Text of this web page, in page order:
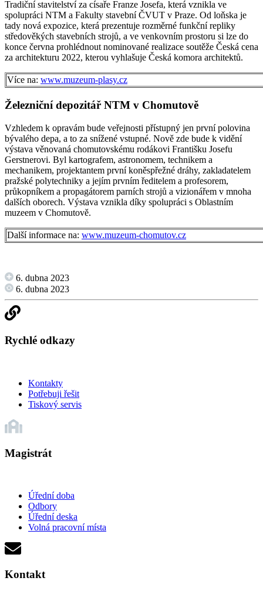
Tradiční stavitelství za císaře Franze Josefa, která vznikla ve
spolupráci NTM a Fakulty stavební ČVUT v Praze. Od loňska je
tady nová expozice, která prezentuje rozměrné funkční repliky
středověkých stavebních strojů, a ve venkovním prostoru si lze do
konce června prohlédnout nominované realizace soutěže Česká cena
za architekturu 2022, kterou vyhlašuje Česká komora architektů.
Více na: www.muzeum-plasy.cz
Železniční depozitář NTM v Chomutově
Vzhledem k opravám bude veřejnosti přístupný jen první polovina
bývalého depa, a to za snížené vstupné. Nově zde bude k vidění
výstava věnovaná chomutovskému rodákovi Františku Josefu
Gerstnerovi. Byl kartografem, astronomem, technikem a
mechanikem, projektantem první koněspřežné dráhy, zakladatelem
pražské polytechniky a jejím prvním ředitelem a profesorem,
průkopníkem a propagátorem parních strojů a vizionářem v mnoha
dalších oborech. Výstava vznikla díky spolupráci s Oblastním
muzeem v Chomutově.
Další informace na: www.muzeum-chomutov.cz
6. dubna 2023
6. dubna 2023
Rychlé odkazy
Kontakty
Potřebuji řešit
Tiskový servis
Magistrát
Úřední doba
Odbory
Úřední deska
Volná pracovní místa
Kontakt